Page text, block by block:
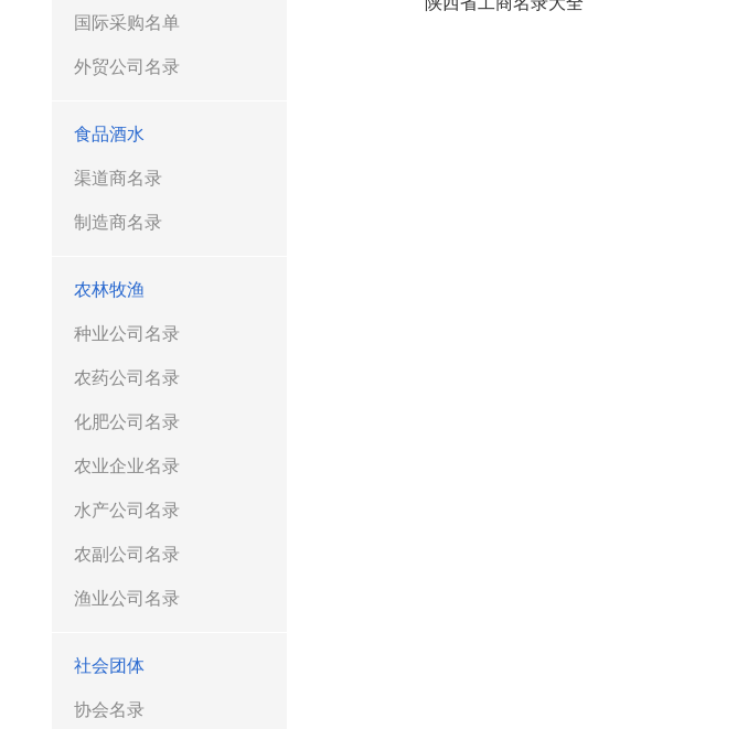
国际采购名单
外贸公司名录
食品酒水
渠道商名录
制造商名录
农林牧渔
种业公司名录
农药公司名录
化肥公司名录
农业企业名录
水产公司名录
农副公司名录
渔业公司名录
社会团体
协会名录